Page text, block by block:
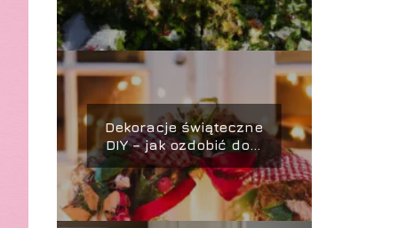
Dekoracje świąteczne
DIY – jak ozdobić dom
na różne święta